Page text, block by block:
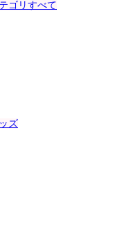
ゴリすべて
ズ